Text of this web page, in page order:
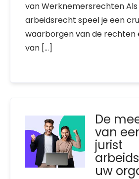
van Werknemersrechten
arbeidsrecht speel je een
waarborgen van de rechten
van […]
De
van
jurist
uw